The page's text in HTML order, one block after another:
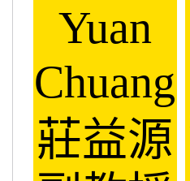
Yuan
Chuang
莊益源